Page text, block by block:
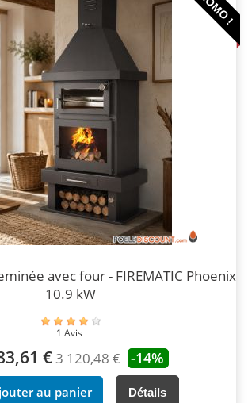
avec four - FIREMATIC Phoenix
10.9 kW
1 Avis
€3 120,48 € -14%
au panier Détails